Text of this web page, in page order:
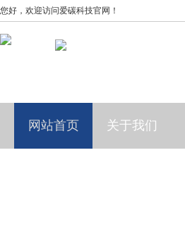
您好，欢迎访问爱碳科技官网！
网站首页 关于我们